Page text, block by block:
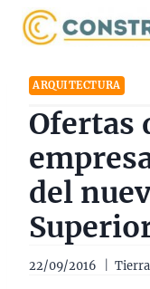
Saltar
ARQUITECTURA
Ofertas
del
22/09/2016